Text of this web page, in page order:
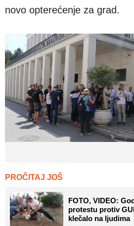
novo opterećenje za grad.
PROČITAJ JOŠ
FOTO, VIDEO:
protestu protiv
klečalo na ljudima